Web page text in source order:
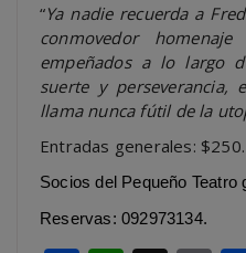
“Ya nadie recuerda a
conmovedor
empeñados a lo largo
suerte y perseverancia,
llama nunca fútil de la
Entradas generales: $250.
Socios del Pequeño Teatro
Reservas: 092973134.